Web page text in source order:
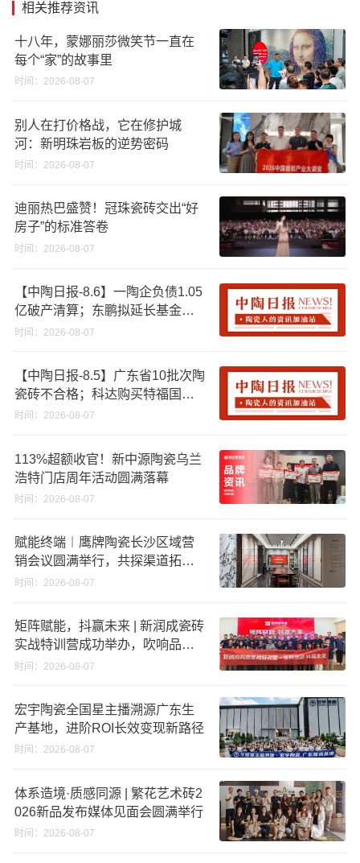
相关推荐资讯
十八年，蒙娜丽莎微笑节一直在
每个“家”的故事里
时间：2026-08-07
别人在打价格战，它在修护城
河：新明珠岩板的逆势密码
时间：2026-08-07
迪丽热巴盛赞！冠珠瓷砖交出“好
房子”的标准答卷
时间：2026-08-07
【中陶日报-8.6】一陶企负债1.05
亿破产清算；东鹏拟延长基金投
资期限；工信部开展建陶行业能
时间：2026-08-07
【中陶日报-8.5】广东省10批次陶
瓷砖不合格；科达购买特福国际
股份申请未通过；蒙娜丽莎5千万
破18亿元
时间：2026-08-07
113%超额收官！新中源陶瓷乌兰
浩特门店周年活动圆满落幕
时间：2026-08-07
赋能终端︱鹰牌陶瓷长沙区域营
销会议圆满举行，共探渠道拓展
与门店升级新路径
时间：2026-08-07
矩阵赋能，抖赢未来 | 新润成瓷砖
实战特训营成功举办，吹响品牌
秋季营销冲锋号！
时间：2026-08-07
宏宇陶瓷全国星主播溯源广东生
产基地，进阶ROI长效变现新路径
时间：2026-08-07
体系造境·质感同源 | 繁花艺术砖2
026新品发布媒体见面会圆满举行
时间：2026-08-07